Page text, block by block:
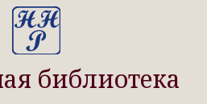
библиотека